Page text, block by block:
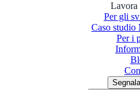
Lavora
Per gli
Caso studio
Per i